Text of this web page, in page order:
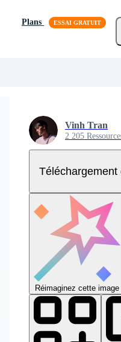
Plans
Vinh Tran
2 205
Téléchargement
Réimaginez cette image